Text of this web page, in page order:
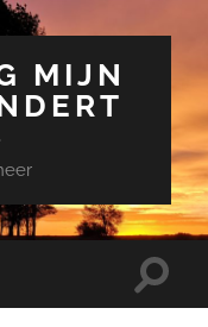
MIJN
Toggle